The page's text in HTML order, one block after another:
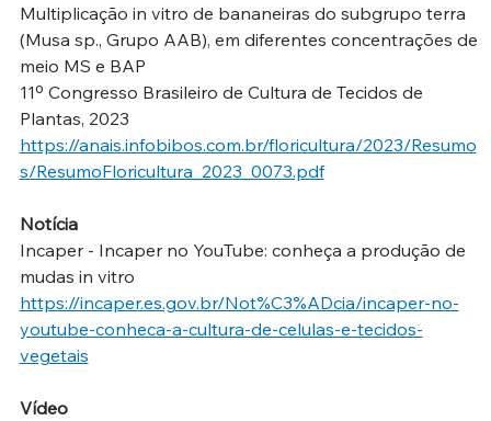
Multiplicação in vitro de bananeiras do subgrupo terra
(Musa sp., Grupo AAB), em diferentes concentrações de
meio MS e BAP
11º Congresso Brasileiro de Cultura de Tecidos de
Plantas, 2023
https://anais.infobibos.com.br/floricultura/2023/Resumo
s/ResumoFloricultura_2023_0073.pdf
Notícia
Incaper - Incaper no YouTube: conheça a produção de
mudas in vitro
https://incaper.es.gov.br/Not%C3%ADcia/incaper-no-
youtube-conheca-a-cultura-de-celulas-e-tecidos-
vegetais
Vídeo